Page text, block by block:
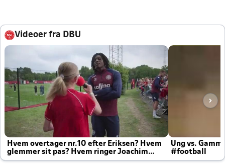
Videoer fra DBU
Hvem overtager nr.10 efter Eriksen? Hvem
glemmer sit pas? Hvem ringer Joachim
altid til efter kampe?
Ung vs.
#football